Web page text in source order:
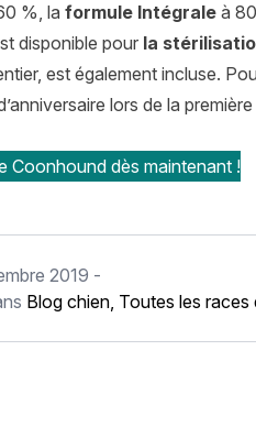
%, la formule Intégrale à
disponible pour la
est également incluse.
lors de la
Coonhound dès maintenant !
2019 -
Blog chien, Toutes les races